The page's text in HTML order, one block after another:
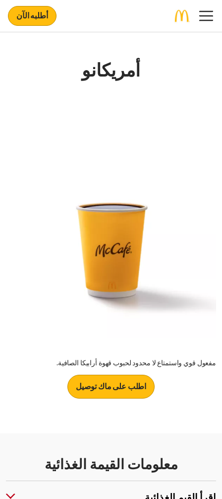
أطلبه الآن
أمريكانو
مفعول قوي واستمتاع لا محدود لحبوب قهوة أرابيكا الصافية.
اطلب على ماك توصيل
معلومات القيمة الغذائية